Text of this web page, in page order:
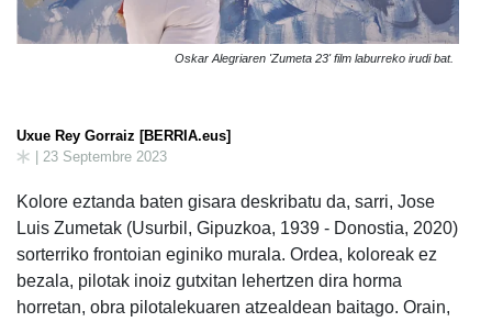
Oskar Alegriaren 'Zumeta 23' film laburreko irudi bat.
Uxue Rey Gorraiz [BERRIA.eus]
| 23 Septembre 2023
Kolore eztanda baten gisara deskribatu da, sarri, Jose
Luis Zumetak (Usurbil, Gipuzkoa, 1939 - Donostia, 2020)
sorterriko frontoian eginiko murala. Ordea, koloreak ez
bezala, pilotak inoiz gutxitan lehertzen dira horma
horretan, obra pilotalekuaren atzealdean baitago. Orain,